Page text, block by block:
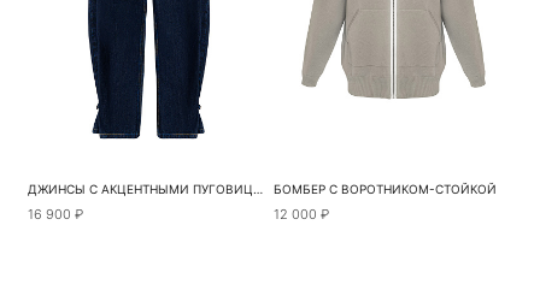
ДЖИНСЫ С АКЦЕНТНЫМИ ПУГОВИЦАМИ
16 900 ₽
БОМБЕР С ВОРОТНИКОМ-СТОЙКОЙ
12 000 ₽